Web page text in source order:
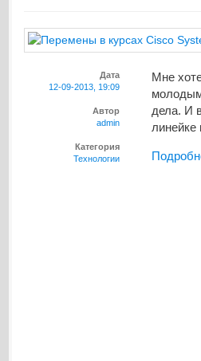
Дата
12-09-2013, 19:09
Автор
admin
Категория
Технологии
Мне
дела. И
линейке